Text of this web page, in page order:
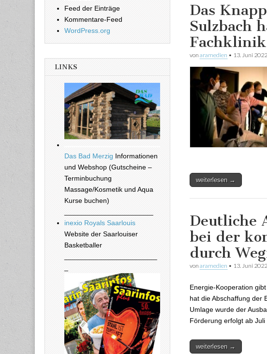
Das
Sulzbach
von aramedien • 13. Juni 2022
weiterlesen →
Deutliche
bei der
durch
von aramedien • 13. Juni 2022
Energie-Kooperation
hat die Abschaffung der
Umlage wurde der
Förderung erfolgt ab
weiterlesen →
Feed der Einträge
Kommentare-Feed
WordPress.org
LINKS
Das Bad Merzig Informationen
und Webshop (Gutscheine –
Terminbuchung
Massage/Kosmetik und Aqua
Kurse buchen)
inexio Royals Saarlouis
Website der Saarlouiser
Basketballer